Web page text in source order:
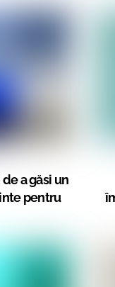
a găsi un
pentru